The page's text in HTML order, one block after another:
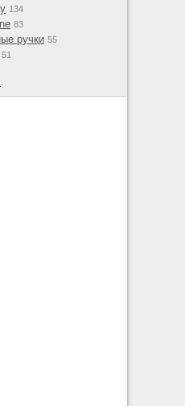
134
83
ручки 55
51